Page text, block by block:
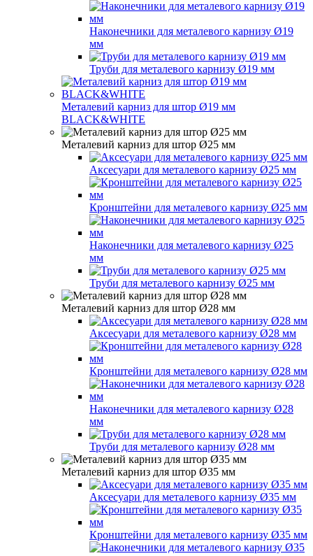
Наконечники для металевого карнизу Ø19
мм
Труби для металевого карнизу Ø19 мм
Металевий карниз для штор Ø19 мм
BLACK&WHITE
Металевий карниз для штор Ø25 мм
Аксесуари для металевого карнизу Ø25 мм
Кронштейни для металевого карнизу Ø25 мм
Наконечники для металевого карнизу Ø25
мм
Труби для металевого карнизу Ø25 мм
Металевий карниз для штор Ø28 мм
Аксесуари для металевого карнизу Ø28 мм
Кронштейни для металевого карнизу Ø28 мм
Наконечники для металевого карнизу Ø28
мм
Труби для металевого карнизу Ø28 мм
Металевий карниз для штор Ø35 мм
Аксесуари для металевого карнизу Ø35 мм
Кронштейни для металевого карнизу Ø35 мм